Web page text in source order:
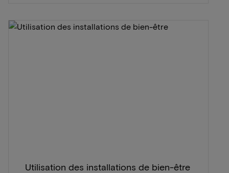
Utilisation des installations de bien-être